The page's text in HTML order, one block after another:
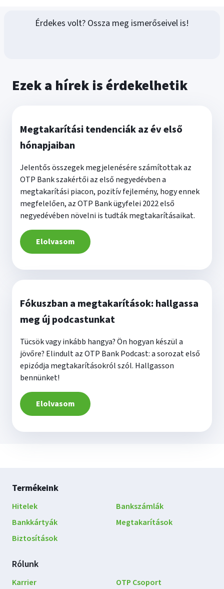
Érdekes volt? Ossza meg ismerőseivel is!
Ezek a hírek is érdekelhetik
Megtakarítási tendenciák az év első
hónapjaiban
Jelentős összegek megjelenésére számítottak az
OTP Bank szakértői az első negyedévben a
megtakarítási piacon, pozitív fejlemény, hogy ennek
megfelelően, az OTP Bank ügyfelei 2022 első
negyedévében növelni is tudták megtakarításaikat.
Elolvasom
Fókuszban a megtakarítások: hallgassa
meg új podcastunkat
Tücsök vagy inkább hangya? Ön hogyan készül a
jövőre? Elindult az OTP Bank Podcast: a sorozat első
epizódja megtakarításokról szól. Hallgasson
bennünket!
Elolvasom
Lábléc
navigáció
Termékeink
Hitelek
Bankszámlák
Bankkártyák
Megtakarítások
Biztosítások
Rólunk
Karrier
OTP Csoport